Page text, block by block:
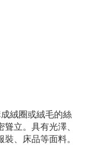
絨圈或絨毛的絲
立。具有光澤、
、床品等面料。